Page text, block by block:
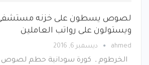
لصوص يسطون على خزنه مستشفى
ويستولون على رواتب العاملين
ahmed ديسمبر 6, 2016
الخرطوم ـ كورة سودانية حطم